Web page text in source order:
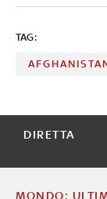
TAG:
DIRETTA
MONDO: